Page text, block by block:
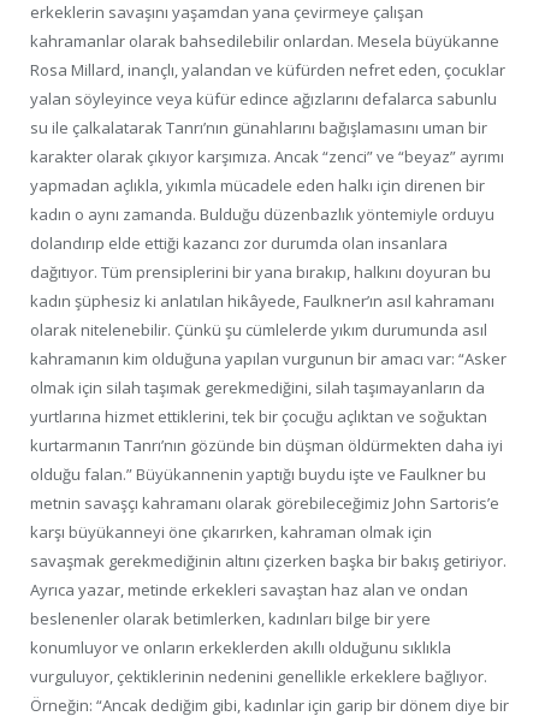
erkeklerin savaşını yaşamdan yana çevirmeye çalışan
kahramanlar olarak bahsedilebilir onlardan. Mesela büyükanne
Rosa Millard, inançlı, yalandan ve küfürden nefret eden, çocuklar
yalan söyleyince veya küfür edince ağızlarını defalarca sabunlu
su ile çalkalatarak Tanrı’nın günahlarını bağışlamasını uman bir
karakter olarak çıkıyor karşımıza. Ancak “zenci” ve “beyaz” ayrımı
yapmadan açlıkla, yıkımla mücadele eden halkı için direnen bir
kadın o aynı zamanda. Bulduğu düzenbazlık yöntemiyle orduyu
dolandırıp elde ettiği kazancı zor durumda olan insanlara
dağıtıyor. Tüm prensiplerini bir yana bırakıp, halkını doyuran bu
kadın şüphesiz ki anlatılan hikâyede, Faulkner’ın asıl kahramanı
olarak nitelenebilir. Çünkü şu cümlelerde yıkım durumunda asıl
kahramanın kim olduğuna yapılan vurgunun bir amacı var: “Asker
olmak için silah taşımak gerekmediğini, silah taşımayanların da
yurtlarına hizmet ettiklerini, tek bir çocuğu açlıktan ve soğuktan
kurtarmanın Tanrı’nın gözünde bin düşman öldürmekten daha iyi
olduğu falan.” Büyükannenin yaptığı buydu işte ve Faulkner bu
metnin savaşçı kahramanı olarak görebileceğimiz John Sartoris’e
karşı büyükanneyi öne çıkarırken, kahraman olmak için
savaşmak gerekmediğinin altını çizerken başka bir bakış getiriyor.
Ayrıca yazar, metinde erkekleri savaştan haz alan ve ondan
beslenenler olarak betimlerken, kadınları bilge bir yere
konumluyor ve onların erkeklerden akıllı olduğunu sıklıkla
vurguluyor, çektiklerinin nedenini genellikle erkeklere bağlıyor.
Örneğin: “Ancak dediğim gibi, kadınlar için garip bir dönem diye bir